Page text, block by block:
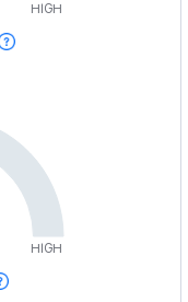
HIGH
HIGH